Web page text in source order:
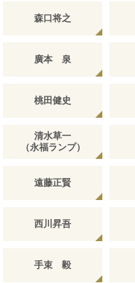
森口将之
廣本 泉
桃田健史
清水草一
（永福ランプ）
遠藤正賢
西川昇吾
手束 毅